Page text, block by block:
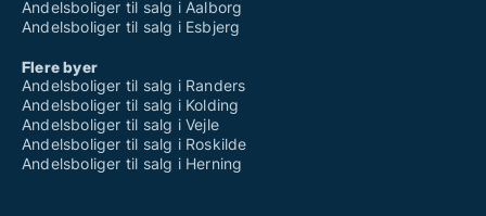
Andelsboliger til salg i Aalborg
Andelsboliger til salg i Esbjerg
Flere byer
Andelsboliger til salg i Randers
Andelsboliger til salg i Kolding
Andelsboliger til salg i Vejle
Andelsboliger til salg i Roskilde
Andelsboliger til salg i Herning